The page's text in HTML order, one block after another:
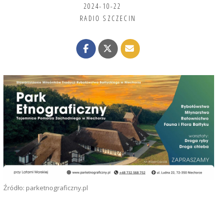
2024-10-22
RADIO SZCZECIN
Źródło: parketnograficzny.pl